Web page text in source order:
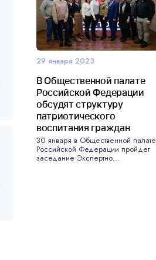
29 января 2023
В Общественной палате
Российской Федерации
обсудят структуру
патриотического
воспитания граждан
30 января в Общественной палате
Российской Федерации пройдет
заседание Экспертно...